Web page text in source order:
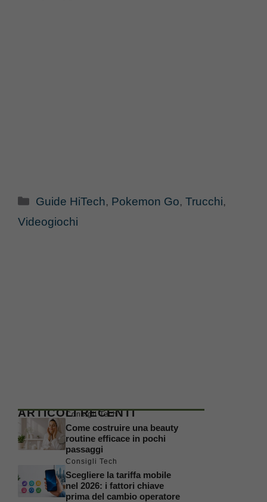
Categorie
Guide HiTech, Pokemon Go,Trucchi,
Videogiochi
ARTICOLI RECENTI
Consigli Tech
Come costruire una beauty
routine efficace in pochi
passaggi
Consigli Tech
Scegliere la tariffa mobile
nel 2026: i fattori chiave
prima del cambio operatore